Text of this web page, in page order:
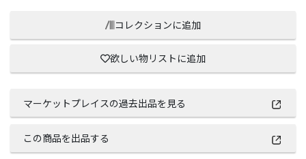
コレクションに追加
欲しい物リストに追加
マーケットプレイスの過去出品を見る
この商品を出品する